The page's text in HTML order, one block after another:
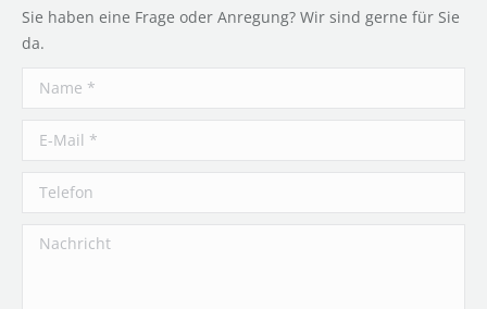
Sie haben eine Frage oder Anregung? Wir sind gerne für Sie
da.
Name *
E-Mail *
Telefon
Nachricht